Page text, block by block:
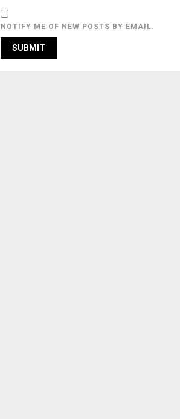
NOTIFY ME OF NEW POSTS BY EMAIL.